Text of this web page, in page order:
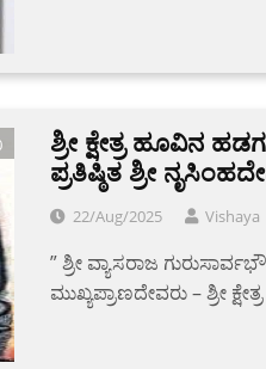
ಶ್ರೀ ಕ್ಷೇತ್ರ ಹೂವಿನ
ಪ್ರತಿಷ್ಠಿತ ಶ್ರೀ
22/Aug/2025 Vishaya
” ಶ್ರೀ ವ್ಯಾಸರಾಜ
ಮುಖ್ಯಪ್ರಾಣದೇವರು – ಶ್ರೀ